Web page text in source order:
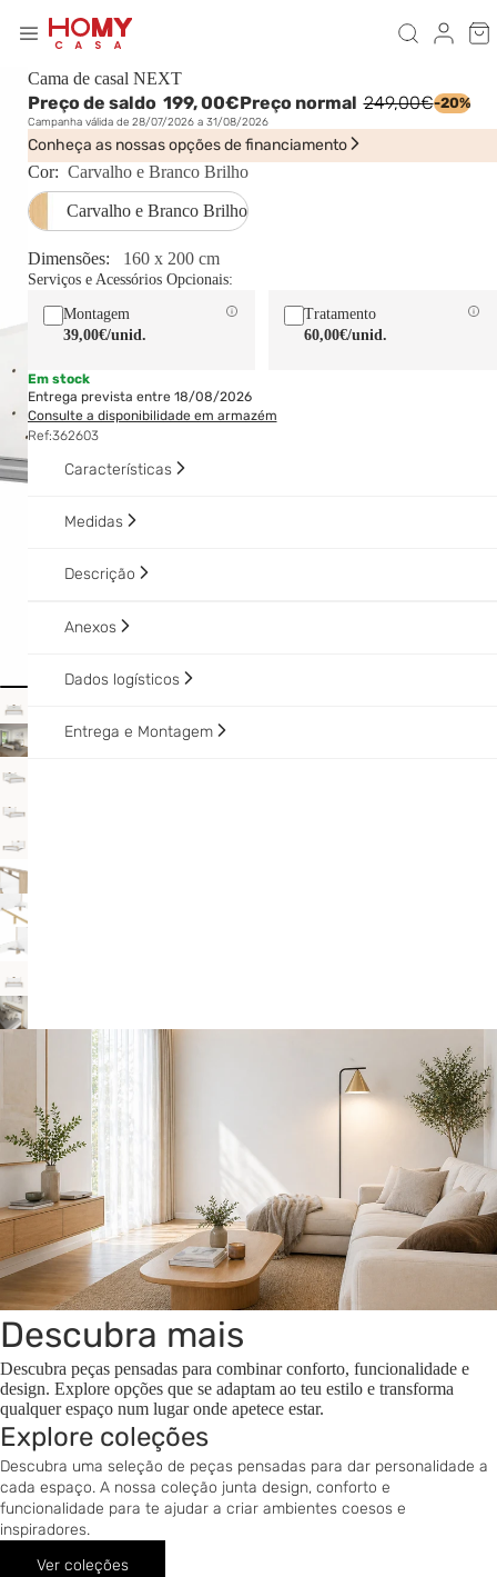
Cama de casal NEXT
Preço de saldo 199,00€Preço normal 249,00€-20%
Campanha válida de 28/07/2026 a 31/08/2026
Conheça as nossas opções de financiamento
Cor: Carvalho e Branco Brilho
Carvalho e Branco Brilho
Dimensões: 160 x 200 cm
Serviços e Acessórios Opcionais:
Montagem
39,00€/unid.
Tratamento
60,00€/unid.
Em stock
Entrega prevista entre 18/08/2026
Consulte a disponibilidade em armazém
Ref:362603
Características
Medidas
Descrição
Anexos
Dados logísticos
Entrega e Montagem
Descubra mais
Descubra peças pensadas para combinar conforto, funcionalidade e
design. Explore opções que se adaptam ao teu estilo e transforma
qualquer espaço num lugar onde apetece estar.
Explore coleções
Descubra uma seleção de peças pensadas para dar personalidade a
cada espaço. A nossa coleção junta design, conforto e
funcionalidade para te ajudar a criar ambientes coesos e
inspiradores.
Ver coleções